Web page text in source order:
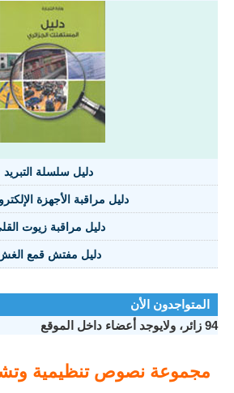
دليل سلسلة التبريد
دليل مراقبة الأجهزة
دليل مراقبة زيوت
دليل مفتش قمع
المتواجدون الأن
94 زائر، ولايوجد أعضاء داخل الموقع
مجموعة نصوص تنظيمية